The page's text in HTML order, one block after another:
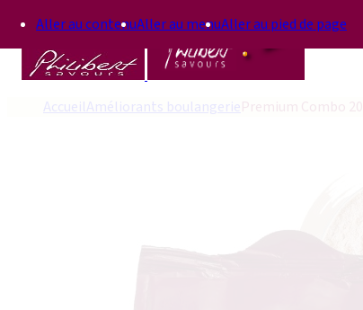
Aller au contenuAller au menuAller au pied de page
AccueilAméliorants boulangeriePremium Combo 20